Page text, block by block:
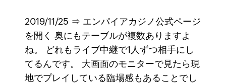
2019/11/25 ⇒ エンパイアカジノ公式ページ
を開く 奥にもテーブルが複数ありますよ
ね。 どれもライブ中継で1人ずつ相手にし
てるんです。 大画面のモニターで見たら現
地でプレイしている臨場感もあることでし